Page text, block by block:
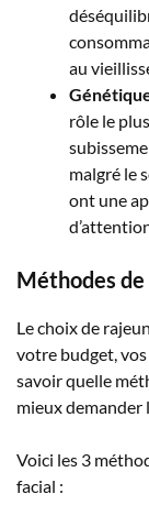
au
rôle le
malgré le
ont une
Méthodes
Le choix de
votre budget,
savoir quelle
mieux demander
Voici les 3
facial :